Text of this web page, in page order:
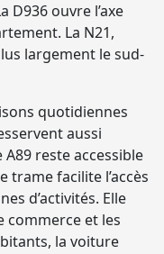
D936 ouvre l’axe
La N21,
largement le sud-
quotidiennes
aussi
A89 reste accessible
trame facilite l’accès
d’activités. Elle
commerce et les
la voiture